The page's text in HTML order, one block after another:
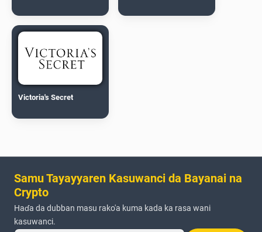
Victoria's Secret
Samu Tayayyaren Kasuwanci da Bayanai na
Crypto
Haɗa da dubban masu rako'a kuma kada ka rasa wani
kasuwanci.